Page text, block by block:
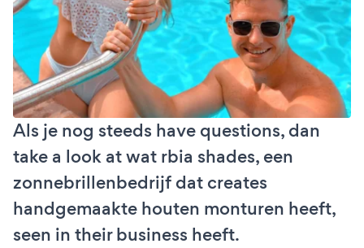
Als je nog steeds have questions, dan
take a look at wat rbia shades, een
zonnebrillenbedrijf dat creates
handgemaakte houten monturen heeft,
seen in their business heeft.